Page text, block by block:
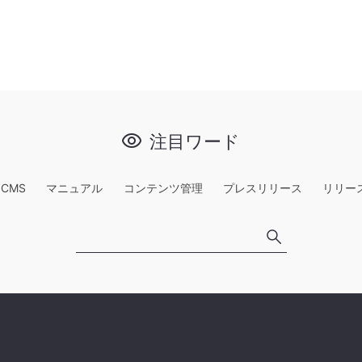
注目ワード
マニュアル コンテンツ管理 プレスリリース リリー